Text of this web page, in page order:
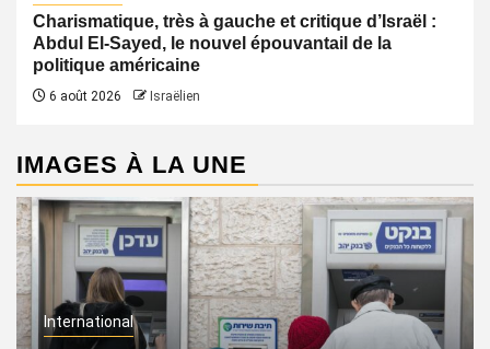
Charismatique, très à gauche et critique d’Israël :
Abdul El-Sayed, le nouvel épouvantail de la
politique américaine
6 août 2026 Israëlien
IMAGES À LA UNE
International